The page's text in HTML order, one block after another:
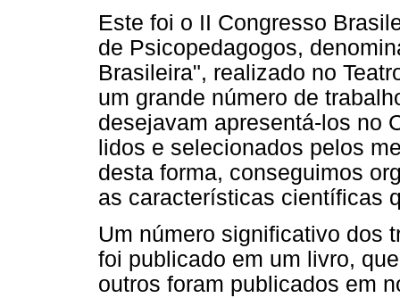
Este foi o II Congresso
de Psicopedagogos,
Brasileira", realizado no
um grande número de
desejavam apresentá-los no
lidos e selecionados pelos
desta forma, conseguimos
as características científicas
Um número significativo dos
foi publicado em um livro,
outros foram publicados em